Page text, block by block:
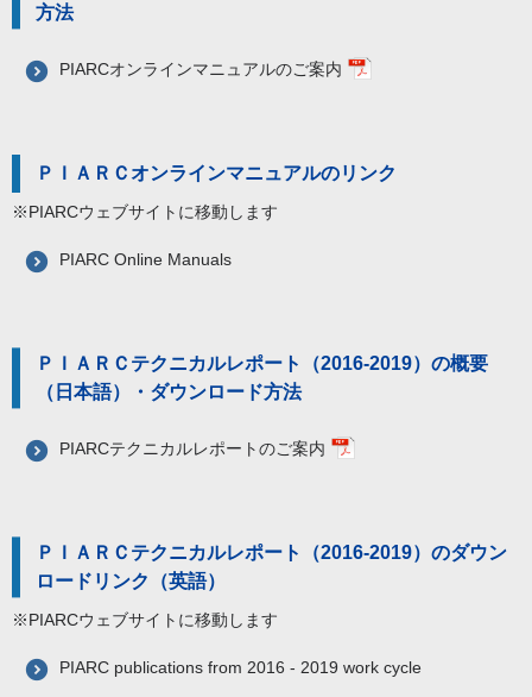
方法
PIARCオンラインマニュアルのご案内
ＰＩＡＲＣオンラインマニュアルのリンク
※PIARCウェブサイトに移動します
PIARC Online Manuals
ＰＩＡＲＣテクニカルレポート（2016-2019）の概要
（日本語）・ダウンロード方法
PIARCテクニカルレポートのご案内
ＰＩＡＲＣテクニカルレポート（2016-2019）のダウン
ロードリンク（英語）
※PIARCウェブサイトに移動します
PIARC publications from 2016 - 2019 work cycle